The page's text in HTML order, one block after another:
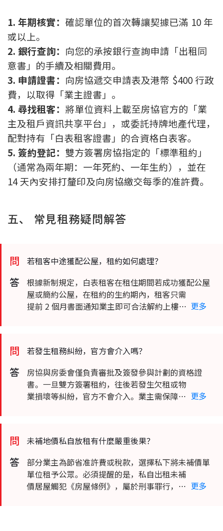
1. 年期核實：確認單位的首次轉讓契據已滿 10 年
或以上。
2. 銀行查詢： 向您的承按銀行查詢申請「出租同
意書」的手續及相關費用。
3. 申請證書： 向房協遞交申請表及港幣 $400 行政
費，以取得「業主證書」。
4. 尋找租客：將單位資料上載至房協官方的「業
主及租戶資訊共享平台」，或委託持牌地產代理，
配對持有「白表租客證書」的合資格白表客。
5. 簽約登記：雙方簽署房協指定的「標準租約」
（通常為兩年期：一年死約、一年生約），並在
14 天內安排打釐印及向房協繳交每季的准許費。
五、 常見租務疑問解答
問 若租客中途獲配公屋，租約如何處理？
答
根據新制規定，白表租客在租住期間若成功獲配公屋
或簡約公屋，在租約的生約期內，租客只需提前 2 個
月書面通知業主即可合法解約上樓，且毋須向業主作
根據新制規定，白表租客在租住期間若成功獲配公
屋或簡約公屋，在租約的生約期內，租客只需
提前 2 個月書面通知業主即可合法解約上樓， 更多
問 若發生租務糾紛，官方會介入嗎？
答
房協與房委會僅負責審批及簽發參與計劃的資格證
書。一旦雙方簽署租約，往後若發生欠租或物業損壞
等糾紛，官方不會介入。業主需保障自身權益，一如
房協與房委會僅負責審批及簽發參與計劃的資格證
書。一旦雙方簽署租約，往後若發生欠租或物
業損壞等糾紛，官方不會介入。業主需保障自 更多
問 未補地價私自放租有什麼嚴重後果？
答
部分業主為節省准許費或稅款，選擇私下將未補價單
位租予公眾。必須提醒的是，私自出租未補價居屋觸
犯《房屋條例》，屬於刑事罪行，最高可被判罰款港
部分業主為節省准許費或稅款，選擇私下將未補價
單位租予公眾。必須提醒的是，私自出租未補
價居屋觸犯《房屋條例》，屬於刑事罪行，最 更多